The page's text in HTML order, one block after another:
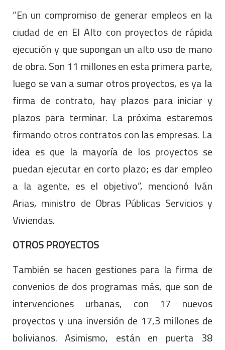
“En un compromiso de generar empleos en la
ciudad de en El Alto con proyectos de rápida
ejecución y que supongan un alto uso de mano
de obra. Son 11 millones en esta primera parte,
luego se van a sumar otros proyectos, es ya la
firma de contrato, hay plazos para iniciar y
plazos para terminar. La próxima estaremos
firmando otros contratos con las empresas. La
idea es que la mayoría de los proyectos se
puedan ejecutar en corto plazo; es dar empleo
a la agente, es el objetivo”, mencionó Iván
Arias, ministro de Obras Públicas Servicios y
Viviendas.
OTROS PROYECTOS
También se hacen gestiones para la firma de
convenios de dos programas más, que son de
intervenciones urbanas, con 17 nuevos
proyectos y una inversión de 17,3 millones de
bolivianos. Asimismo, están en puerta 38